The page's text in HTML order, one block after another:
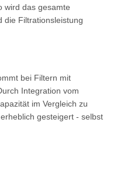
wird das gesamte
die Filtrationsleistung
bei Filtern mit
Integration vom
im Vergleich zu
gesteigert - selbst